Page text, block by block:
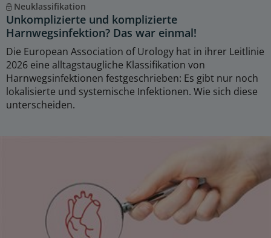
Neuklassifikation
Unkomplizierte und komplizierte
Harnwegsinfektion? Das war einmal!
Die European Association of Urology hat in ihrer Leitlinie
2026 eine alltagstaugliche Klassifikation von
Harnwegsinfektionen festgeschrieben: Es gibt nur noch
lokalisierte und systemische Infektionen. Wie sich diese
unterscheiden.